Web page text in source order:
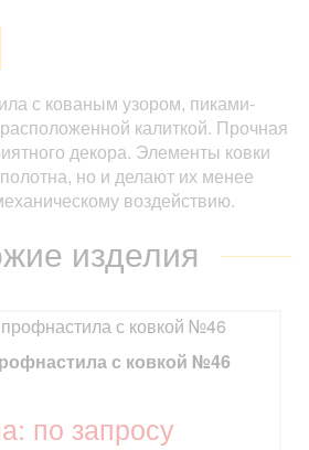
с кованым узором, пиками-
калиткой. Прочная
декора. Элементы ковки
но и делают их менее
воздействию.
изделия
с ковкой №46
по запросу